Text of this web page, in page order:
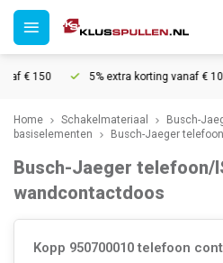
€ 150 5% extra korting vanaf € 1000
Home Schakelmateriaal Busch-
basiselementen
Busch-Jaeger
Busch-Jaeger telefoon/
wandcontactdoos
Kopp 950700010 telefoon